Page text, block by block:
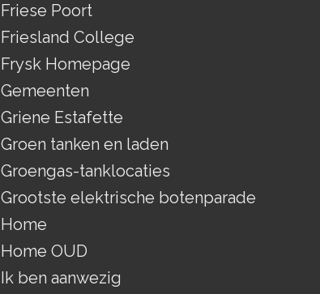
Friese Poort
Friesland College
Frysk Homepage
Gemeenten
Griene Estafette
Groen tanken en laden
Groengas-tanklocaties
Grootste elektrische botenparade
Home
Home OUD
Ik ben aanwezig